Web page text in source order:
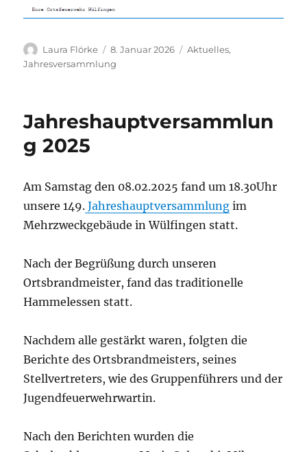
Autor
Laura Flörke
Veröffentlicht
am
8. Januar 2026 Kategorien
Aktuelles,
Jahresversammlung
Jahreshauptversammlun
g 2025
Am Samstag den 08.02.2025 fand um 18.30Uhr
unsere 149. Jahreshauptversammlung im
Mehrzweckgebäude in Wülfingen statt.
Nach der Begrüßung durch unseren
Ortsbrandmeister, fand das traditionelle
Hammelessen statt.
Nachdem alle gestärkt waren, folgten die
Berichte des Ortsbrandmeisters, seines
Stellvertreters, wie des Gruppenführers und der
Jugendfeuerwehrwartin.
Nach den Berichten wurden die